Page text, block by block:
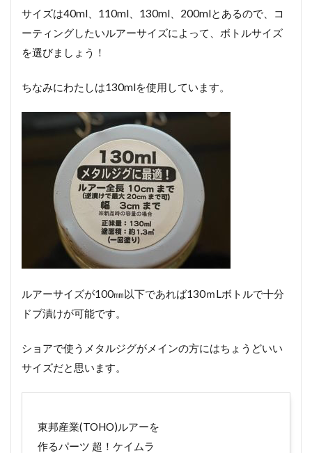
サイズは40ml、110ml、130ml、200mlとあるので、コ
ーティングしたいルアーサイズによって、ボトルサイズ
を選びましょう！
ちなみにわたしは130mlを使用しています。
ルアーサイズが100㎜以下であれば130ｍLボトルで十分
ドブ漬けが可能です。
ショアで使うメタルジグがメインの方にはちょうどいい
サイズだと思います。
東邦産業(TOHO)ルアーを
作るパーツ 超！ケイムラ